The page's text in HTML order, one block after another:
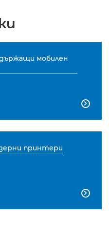
мобилен

принтери
